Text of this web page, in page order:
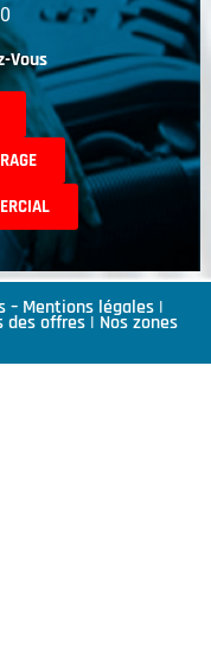
Vous
– Mentions légales |
des offres | Nos zones